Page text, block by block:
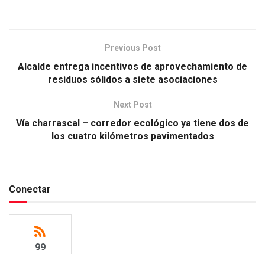
Previous Post
Alcalde entrega incentivos de aprovechamiento de
residuos sólidos a siete asociaciones
Next Post
Vía charrascal – corredor ecológico ya tiene dos de
los cuatro kilómetros pavimentados
Conectar
99